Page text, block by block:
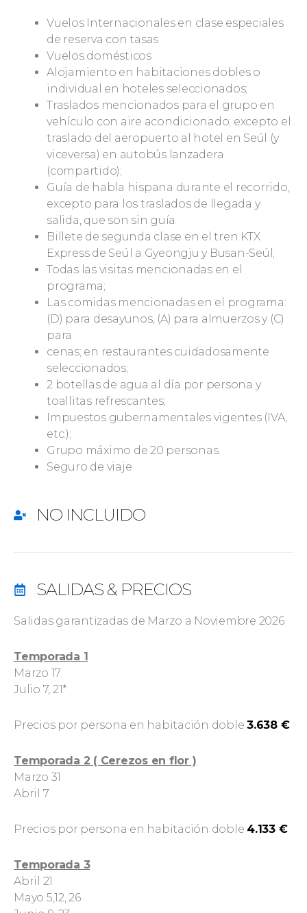
Vuelos Internacionales en clase especiales
de reserva con tasas
Vuelos domésticos
Alojamiento en habitaciones dobles o
individual en hoteles seleccionados;
Traslados mencionados para el grupo en
vehículo con aire acondicionado; excepto el
traslado del aeropuerto al hotel en Seúl (y
viceversa) en autobús lanzadera
(compartido);
Guía de habla hispana durante el recorrido,
excepto para los traslados de llegada y
salida, que son sin guía
Billete de segunda clase en el tren KTX
Express de Seúl a Gyeongju y Busan-Seúl;
Todas las visitas mencionadas en el
programa;
Las comidas mencionadas en el programa:
(D) para desayunos, (A) para almuerzos y (C)
para
cenas; en restaurantes cuidadosamente
seleccionados;
2 botellas de agua al día por persona y
toallitas refrescantes;
Impuestos gubernamentales vigentes (IVA,
etc.);
Grupo máximo de 20 personas.
Seguro de viaje
NO INCLUIDO
SALIDAS & PRECIOS
Salidas garantizadas de Marzo a Noviembre 2026
Temporada 1
Marzo 17
Julio 7, 21*
Precios por persona en habitación doble 3.638 €
Temporada 2 ( Cerezos en flor )
Marzo 31
Abril 7
Precios por persona en habitación doble 4.133 €
Temporada 3
Abril 21
Mayo 5,12, 26